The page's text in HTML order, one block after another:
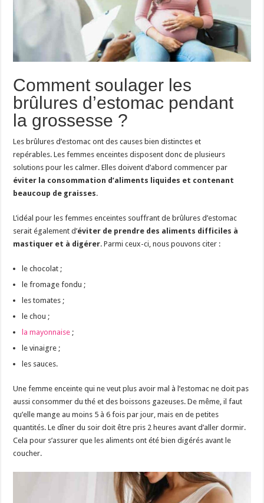
Comment soulager les
brûlures d’estomac pendant
la grossesse ?
Les brûlures d’estomac ont des causes bien distinctes et
repérables. Les femmes enceintes disposent donc de plusieurs
solutions pour les calmer. Elles doivent d’abord commencer par
éviter la consommation d’aliments liquides et contenant
beaucoup de graisses.
L’idéal pour les femmes enceintes souffrant de brûlures d’estomac
serait également d’éviter de prendre des aliments difficiles à
mastiquer et à digérer. Parmi ceux-ci, nous pouvons citer :
le chocolat ;
le fromage fondu ;
les tomates ;
le chou ;
la mayonnaise ;
le vinaigre ;
les sauces.
Une femme enceinte qui ne veut plus avoir mal à l’estomac ne doit pas
aussi consommer du thé et des boissons gazeuses. De même, il faut
qu’elle mange au moins 5 à 6 fois par jour, mais en de petites
quantités. Le dîner du soir doit être pris 2 heures avant d’aller dormir.
Cela pour s’assurer que les aliments ont été bien digérés avant le
coucher.